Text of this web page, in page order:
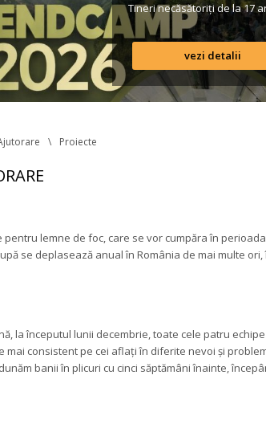
Tineri necăsătoriți de la 17
us € 420/ p.P. (inclusiv
Vollpension, activități,
Formular de înscriere
Regulamentul taberei
în vedere că o parte din
transportul […]
vezi detalii
Proiecte
pentru lemne de foc, care se vor cumpăra în
se deplasează anual în România de mai multe
la începutul lunii decembrie, toate cele patru
mai consistent pe cei aflați în diferite nevoi și
banii în plicuri cu cinci săptămâni înainte,